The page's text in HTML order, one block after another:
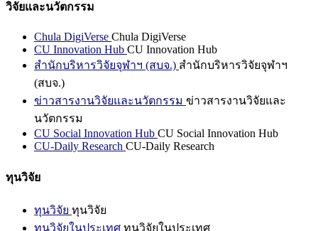
วิจัยและนวัตกรรม
Chula DigiVerse Chula DigiVerse
CU Innovation Hub CU Innovation Hub
สำนักบริหารวิจัยจุฬาฯ (สบจ.) สำนักบริหารวิจัยจุฬาฯ
(สบจ.)
ข่าวสารงานวิจัยและนวัตกรรม ข่าวสารงานวิจัยและ
นวัตกรรม
CU Social Innovation Hub CU Social Innovation Hub
CU-Daily Research CU-Daily Research
ทุนวิจัย
ทุนวิจัย ทุนวิจัย
ทุนวิจัยในประเทศ ทุนวิจัยในประเทศ